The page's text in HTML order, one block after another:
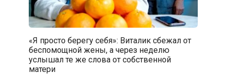
«Я просто берегу себя»: Виталик сбежал от
беспомощной жены, а через неделю
услышал те же слова от собственной
матери